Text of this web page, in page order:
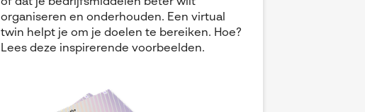
organiseren en onderhouden. Een virtual
twin helpt je om je doelen te bereiken. Hoe?
Lees deze inspirerende voorbeelden.